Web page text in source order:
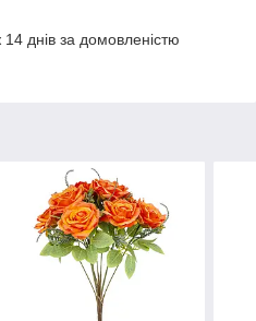
днів за домовленістю